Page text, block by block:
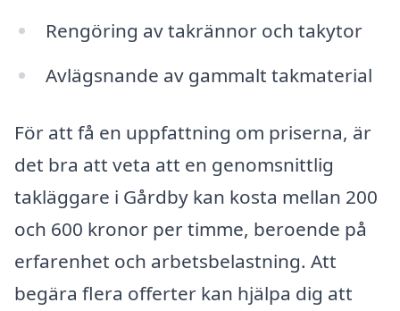
Rengöring av takrännor och takytor
Avlägsnande av gammalt takmaterial
För att få en uppfattning om priserna, är
det bra att veta att en genomsnittlig
takläggare i Gårdby kan kosta mellan 200
och 600 kronor per timme, beroende på
erfarenhet och arbetsbelastning. Att
begära flera offerter kan hjälpa dig att